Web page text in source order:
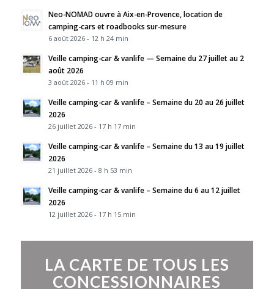
Neo-NOMAD ouvre à Aix-en-Provence, location de
camping-cars et roadbooks sur-mesure
6 août 2026 - 12 h 24 min
Veille camping-car & vanlife — Semaine du 27 juillet au 2
août 2026
3 août 2026 - 11 h 09 min
Veille camping-car & vanlife – Semaine du 20 au 26 juillet
2026
26 juillet 2026 - 17 h 17 min
Veille camping-car & vanlife – Semaine du 13 au 19 juillet
2026
21 juillet 2026 - 8 h 53 min
Veille camping-car & vanlife – Semaine du 6 au 12 juillet
2026
12 juillet 2026 - 17 h 15 min
LA CARTE DE TOUS LES
CONCESSIONNAIRES